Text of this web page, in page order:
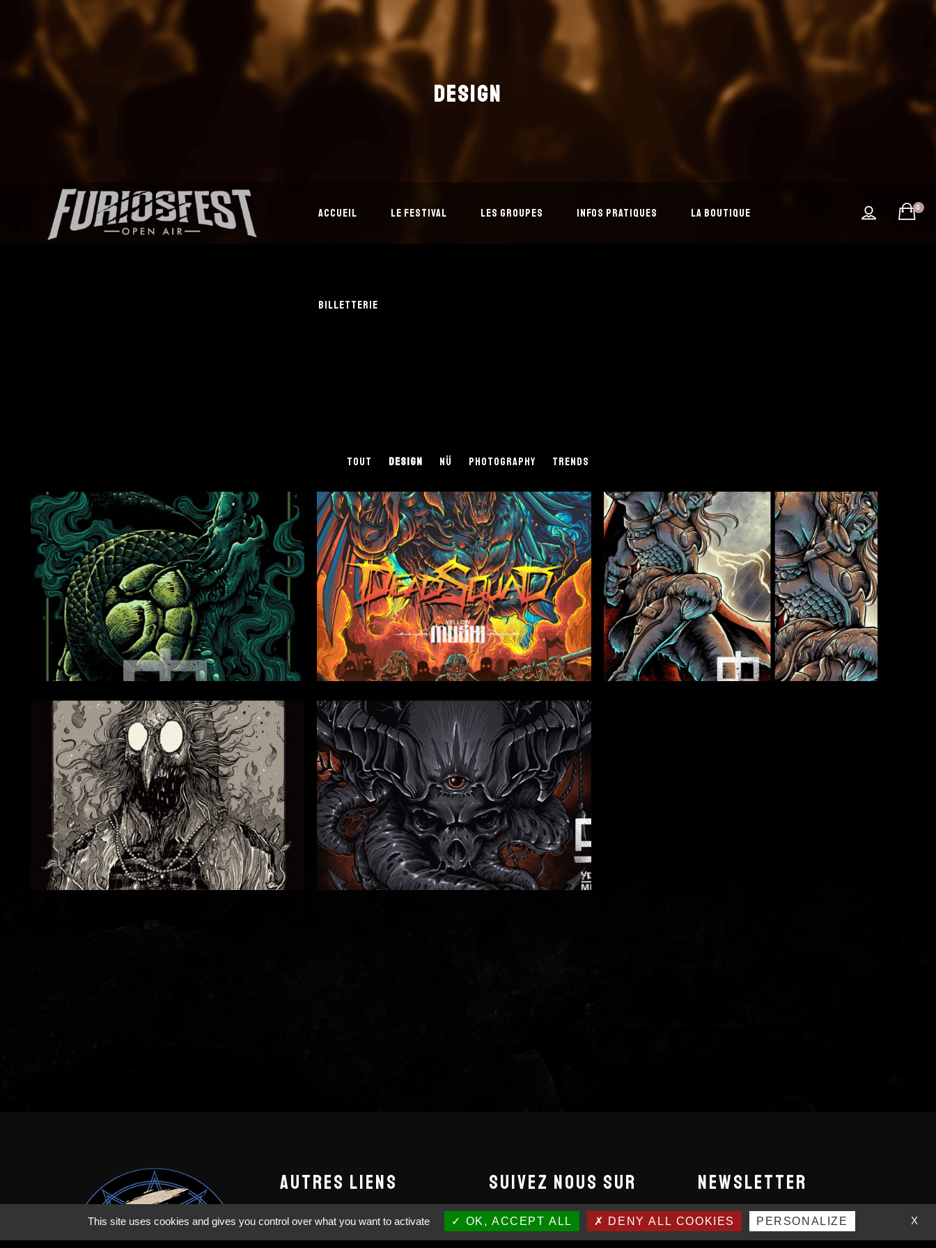
ACCUEIL LE FESTIVAL LES GROUPES INFOS PRATIQUES LA BOUTIQUE
BILLETTERIE
0
DESIGN
TOUT DESIGN NÜ PHOTOGRAPHY TRENDS
AUTRES LIENS
Mentions légales
Conditions générales de vente
SUIVEZ NOUS SUR NEWSLETTER
INSCRIVEZ VOUS
X
This site uses cookies and gives you control over what you want to activate OK, ACCEPT ALL DENY ALL COOKIES PERSONALIZE